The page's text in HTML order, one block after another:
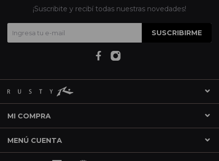
MI COMPRA
MENÚ CUENTA
¡Suscribite y recibí todas nuestras novedades!
SUSCRIBIRME